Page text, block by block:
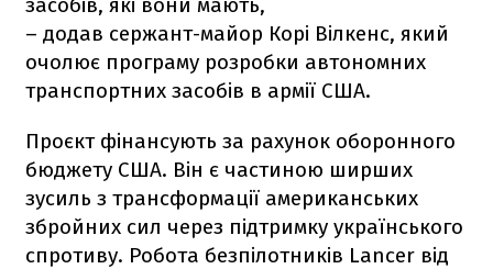
– додав сержант-майор Корі Вілкенс, який
очолює програму розробки автономних
транспортних засобів в армії США.
Проєкт фінансують за рахунок оборонного
бюджету США. Він є частиною ширших
зусиль з трансформації американських
збройних сил через підтримку українського
спротиву. Робота безпілотників Lancer від